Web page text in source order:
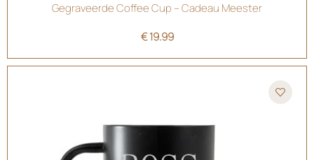
Gegraveerde Coffee Cup – Cadeau Meester
€19.99